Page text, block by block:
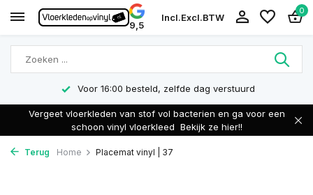
9,5
Incl.Excl.BTW
0
Voor 16:00 besteld, zelfde dag verstuurd
Vergeet vloerkleden van stof vol bacterien en ga voor een
schoon vinyl vloerkleed Bekijk ze hier!!
Terug Home Placemat vinyl | 37